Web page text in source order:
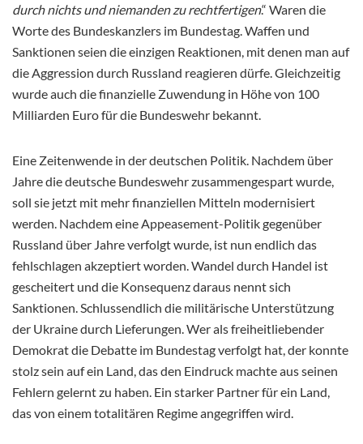
durch nichts und niemanden zu rechtfertigen.“ Waren die
Worte des Bundeskanzlers im Bundestag. Waffen und
Sanktionen seien die einzigen Reaktionen, mit denen man auf
die Aggression durch Russland reagieren dürfe. Gleichzeitig
wurde auch die finanzielle Zuwendung in Höhe von 100
Milliarden Euro für die Bundeswehr bekannt.
Eine Zeitenwende in der deutschen Politik. Nachdem über
Jahre die deutsche Bundeswehr zusammengespart wurde,
soll sie jetzt mit mehr finanziellen Mitteln modernisiert
werden. Nachdem eine Appeasement-Politik gegenüber
Russland über Jahre verfolgt wurde, ist nun endlich das
fehlschlagen akzeptiert worden. Wandel durch Handel ist
gescheitert und die Konsequenz daraus nennt sich
Sanktionen. Schlussendlich die militärische Unterstützung
der Ukraine durch Lieferungen. Wer als freiheitliebender
Demokrat die Debatte im Bundestag verfolgt hat, der konnte
stolz sein auf ein Land, das den Eindruck machte aus seinen
Fehlern gelernt zu haben. Ein starker Partner für ein Land,
das von einem totalitären Regime angegriffen wird.